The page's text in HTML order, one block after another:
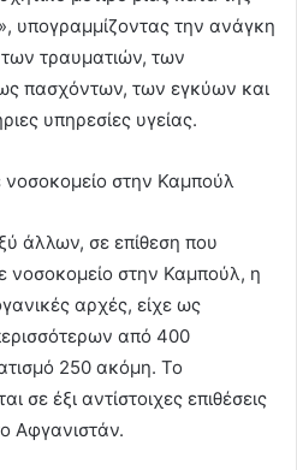
υπογραμμίζοντας την ανάγκη
τραυματιών, των
πασχόντων, των εγκύων και
υπηρεσίες υγείας.
νοσοκομείο στην Καμπούλ
άλλων, σε επίθεση που
νοσοκομείο στην Καμπούλ, η
αρχές, είχε ως
από 400
250 ακόμη. Το
σε έξι αντίστοιχες επιθέσεις
Αφγανιστάν.